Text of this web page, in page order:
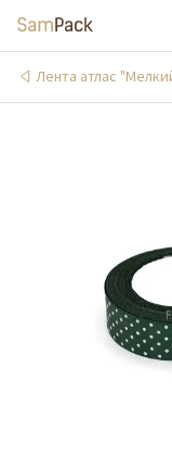
Лента атлас